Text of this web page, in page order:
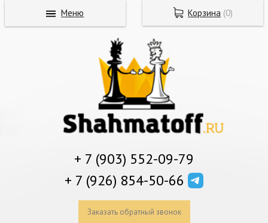
+ 7 (903) 552-09-79
+ 7 (926) 854-50-66
Заказать обратный звонок
Корзина (0)
Меню